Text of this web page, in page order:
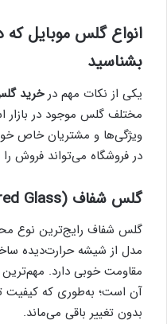
انواع گلس موبایل که
بشناسید
یکی از نکات مهم درخرید
مختلف گلس موجود در بازار
ویژگی‌ها و مشتریان خاص
در فروشگاه می‌تواند فروش
گلس شفاف (Tempered Glass)
گلس شفاف رایج‌ترین نوع
مدل از شیشه حرارت‌دیده
مقاومت خوبی دارد.
آن است؛ به‌طوری که کیفیت
بدون تغییر باقی می‌ماند.